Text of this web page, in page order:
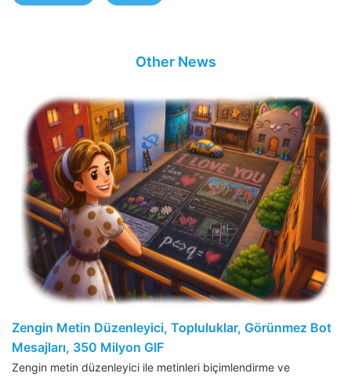
Other News
Zengin Metin Düzenleyici, Topluluklar, Görünmez Bot
Mesajları, 350 Milyon GIF
Zengin metin düzenleyici ile metinleri biçimlendirme ve